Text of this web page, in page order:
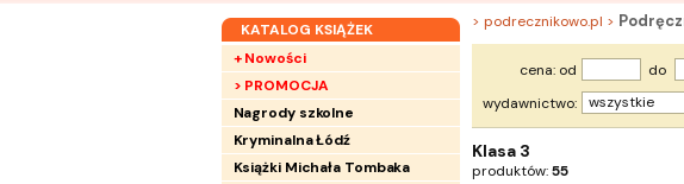
KATALOG KSIĄŻEK
+ Nowości
> PROMOCJA
Nagrody szkolne
Kryminalna Łódź
Książki Michała Tombaka
> podrecznikowo.pl >
cena: od
do
wydawnictwo:
wszystkie
Klasa 3
produktów:55